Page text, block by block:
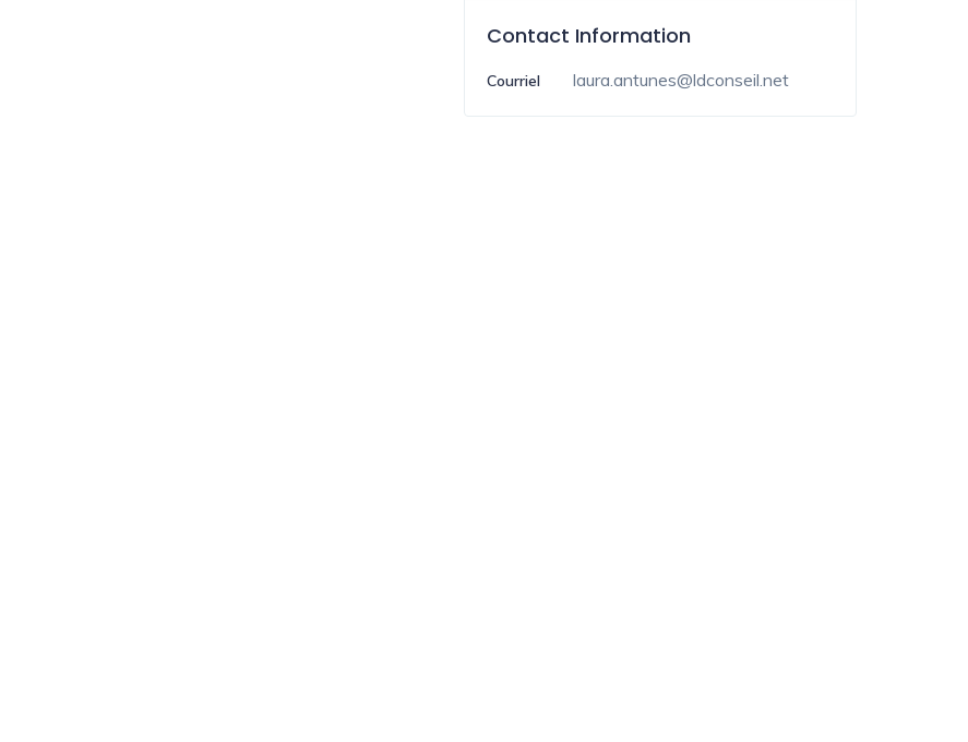
Contact Information
Courriel laura.antunes@ldconseil.net